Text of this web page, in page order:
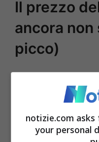
Il prezzo
ancora non
picco)
Amsterdam si è
euro al
l’indice IGI
notizie.com
your personal